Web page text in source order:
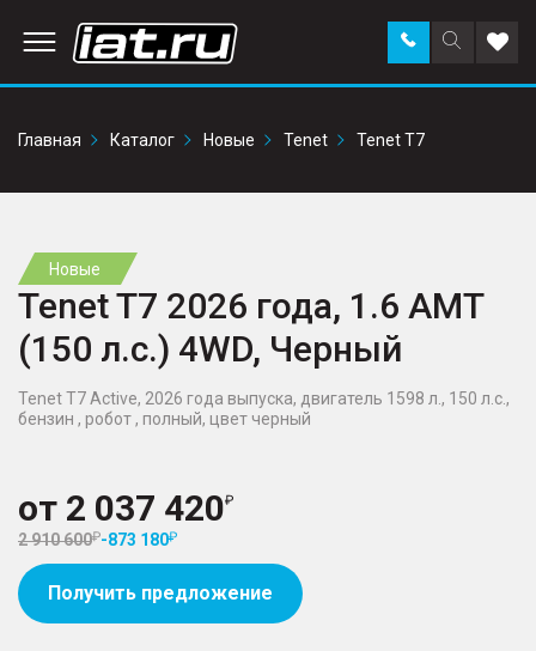
Поиск
по
Заказать
звонок в
Главная
Каталог Новые Tenet Tenet T7
Новые
Tenet T7 2026 года, 1.6 AMT
(150 л.с.) 4WD, Черный
Tenet T7 Active, 2026 года выпуска, двигатель 1598 л., 150 л.с.,
бензин , робот , полный, цвет черный
от 2 037 420
2 910 600 -873 180
Получить предложение